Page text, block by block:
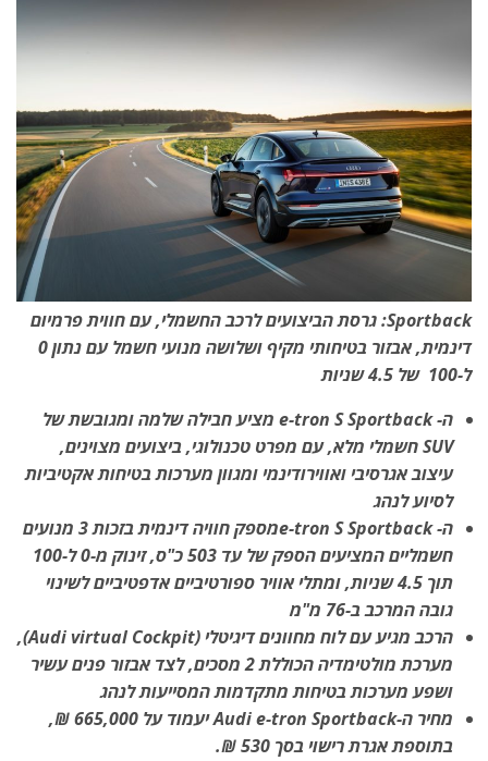
Sportback: גרסת הביצועים לרכב החשמלי, עם חווית פרמיום
דינמית, אבזור בטיחותי מקיף ושלושה מנועי חשמל עם נתון 0
ל-100 של 4.5 שניות
ה-e-tron S Sportback מציע חבילה שלמה ומגובשת של
SUVחשמלי מלא, עם מפרט טכנולוגי, ביצועים מצוינים,
עיצוב אגרסיבי ואווירודינמי ומגוון מערכות בטיחות אקטיביות
לסיוע לנהג
ה-e-tron S Sportback
מספק חוויה דינמית בזכות 3 מנועים
חשמליים המציעים הספק של עד 503 כ"ס, זינוק מ-0 ל-100
תוך 4.5 שניות, ומתלי אוויר ספורטיביים אדפטיביים לשינוי
גובה המרכב ב-76 מ"מ
הרכב מגיע עם לוח מחוונים דיגיטלי (Audi virtual Cockpit
),
מערכת מולטימדיה הכוללת 2 מסכים, לצד אבזור פנים עשיר
ושפע מערכות בטיחות מתקדמות המסייעות לנהג
מחיר ה-Audi e-tron Sportbackיעמוד על 665,000
₪,
בתוספת אגרת רישוי בסך 530
₪.